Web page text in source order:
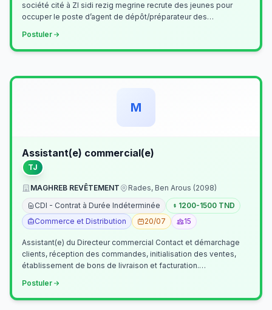
société cité à ZI sidi rezig megrine recrute des jeunes pour
occuper le poste d’agent de dépôt/préparateur des
Postuler
M
Assistant(e) commercial(e)
TJ
MAGHREB REVÊTEMENT
Rades, Ben Arous (2098)
CDI - Contrat à Durée Indéterminée
1200-1500 TND
Commerce et Distribution
20/07 15
Assistant(e) du Directeur commercial Contact et démarchage
clients, réception des commandes, initialisation des ventes,
établissement de bons de livraison et facturation.
Postuler